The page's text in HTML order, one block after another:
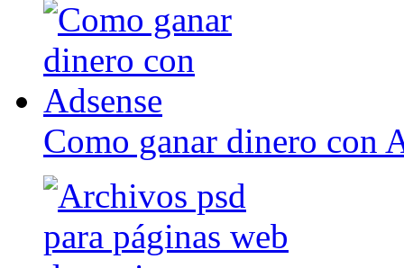
Como ganar dinero con